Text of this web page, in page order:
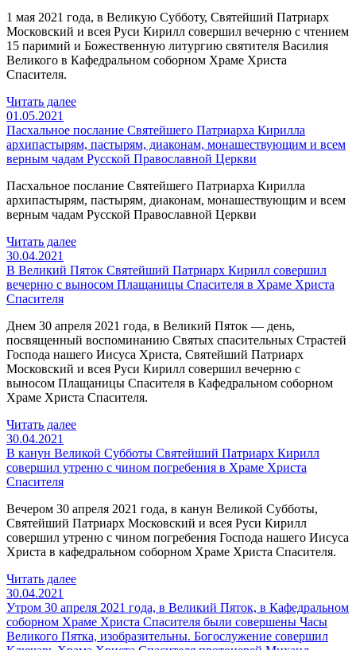
1 мая 2021 года, в Великую Субботу, Святейший Патриарх
Московский и всея Руси Кирилл совершил вечерню с чтением
15 паримий и Божественную литургию святителя Василия
Великого в Кафедральном соборном Храме Христа
Спасителя.
Читать далее
01.05.2021
Пасхальное послание Святейшего Патриарха Кирилла
архипастырям, пастырям, диаконам, монашествующим и всем
верным чадам Русской Православной Церкви
Пасхальное послание Святейшего Патриарха Кирилла
архипастырям, пастырям, диаконам, монашествующим и всем
верным чадам Русской Православной Церкви
Читать далее
30.04.2021
В Великий Пяток Святейший Патриарх Кирилл совершил
вечерню с выносом Плащаницы Спасителя в Храме Христа
Спасителя
Днем 30 апреля 2021 года, в Великий Пяток — день,
посвященный воспоминанию Святых спасительных Страстей
Господа нашего Иисуса Христа, Святейший Патриарх
Московский и всея Руси Кирилл совершил вечерню с
выносом Плащаницы Спасителя в Кафедральном соборном
Храме Христа Спасителя.
Читать далее
30.04.2021
В канун Великой Субботы Святейший Патриарх Кирилл
совершил утреню с чином погребения в Храме Христа
Спасителя
Вечером 30 апреля 2021 года, в канун Великой Субботы,
Святейший Патриарх Московский и всея Руси Кирилл
совершил утреню с чином погребения Господа нашего Иисуса
Христа в кафедральном соборном Храме Христа Спасителя.
Читать далее
30.04.2021
Утром 30 апреля 2021 года, в Великий Пяток, в Кафедральном
соборном Храме Христа Спасителя были совершены Часы
Великого Пятка, изобразительны. Богослужение совершил